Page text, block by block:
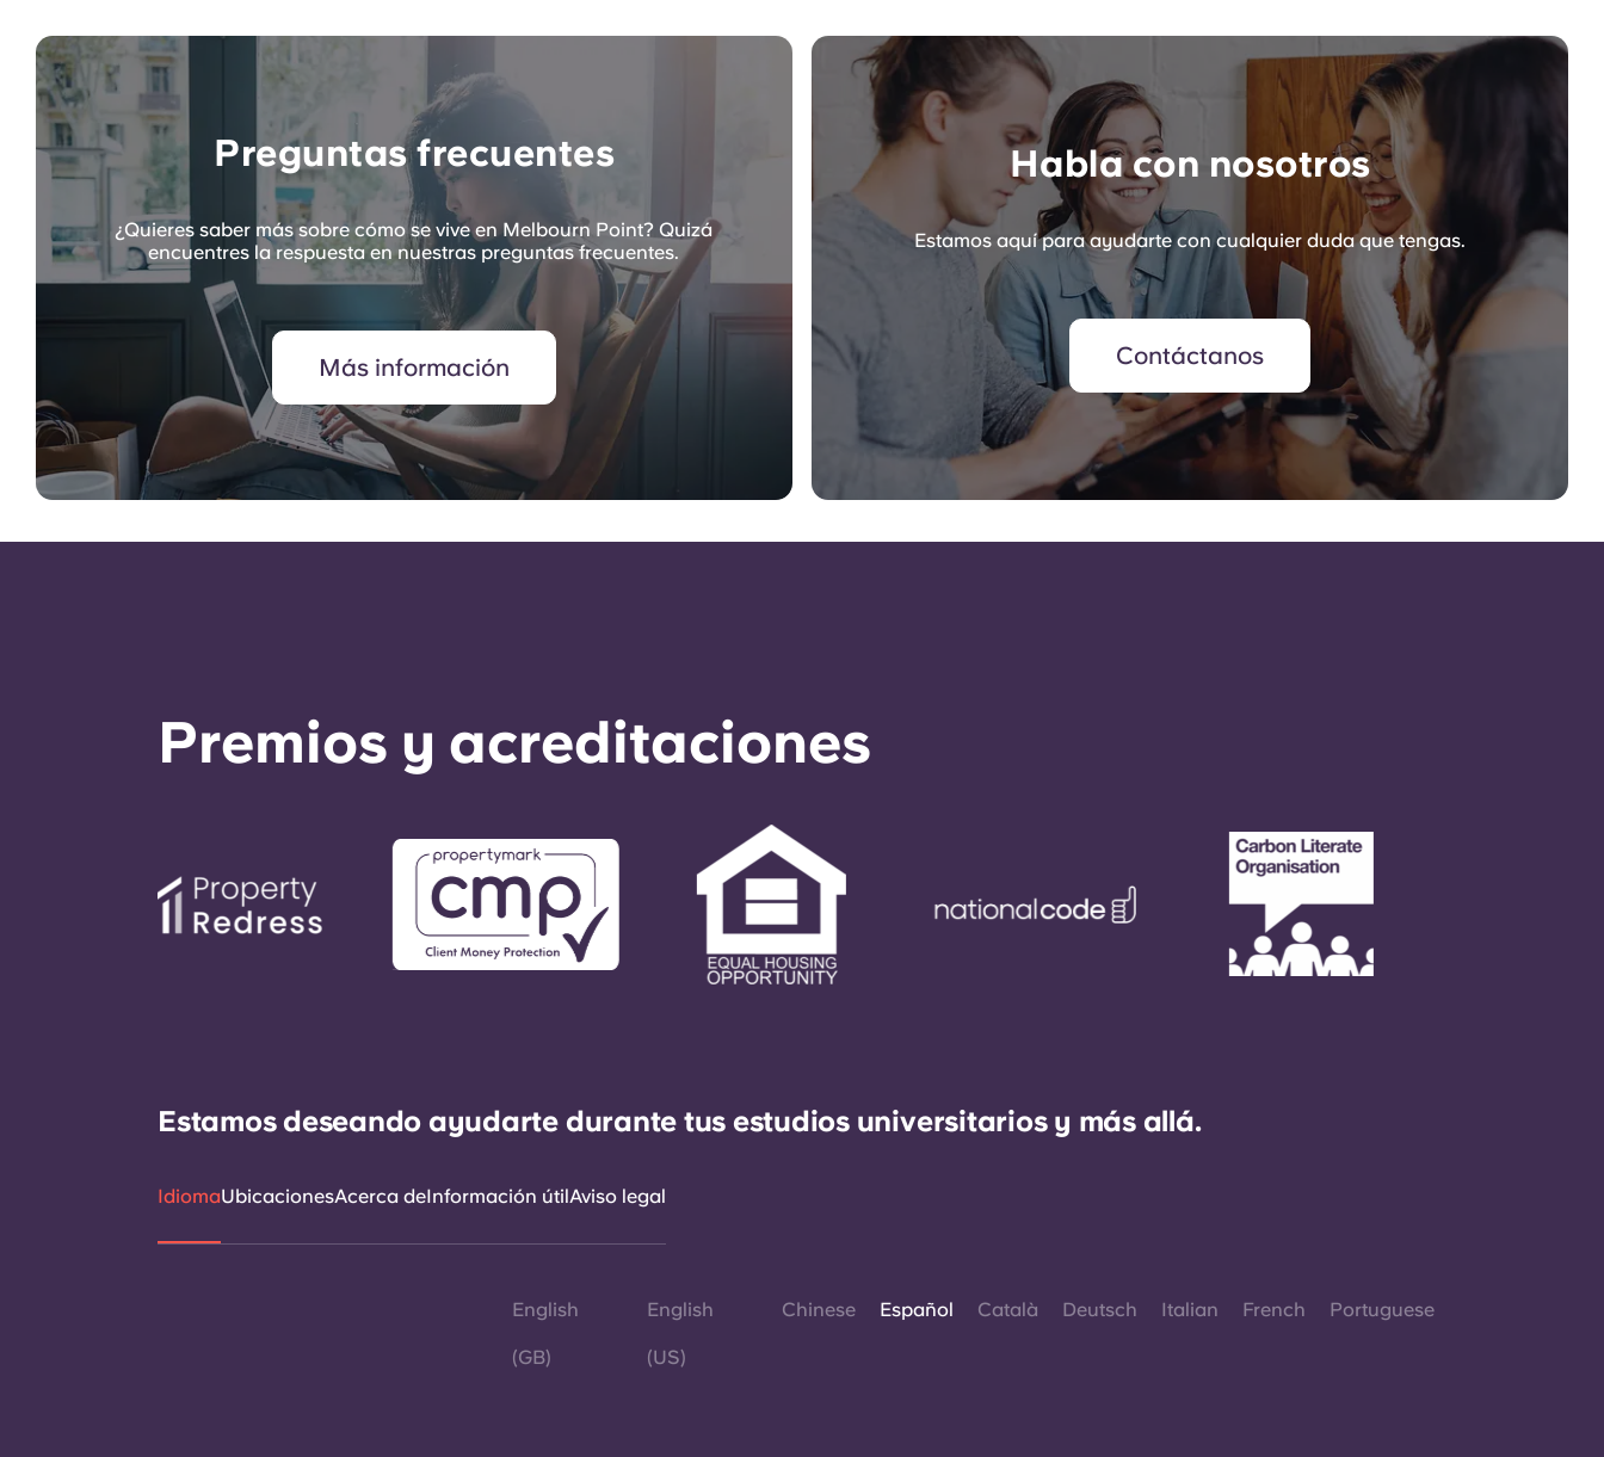
Preguntas frecuentes
¿Quieres saber más sobre cómo se vive en Melbourn Point? Quizá
encuentres la respuesta en nuestras preguntas frecuentes.
Más información
Habla con nosotros
Estamos aquí para ayudarte con cualquier duda que tengas.
Contáctanos
Premios y acreditaciones
Estamos deseando ayudarte durante tus estudios universitarios y más allá.
IdiomaUbicacionesAcerca deInformación útilAviso legal
English
(GB)
English
(US)
Chinese Español Català Deutsch Italian French Portuguese